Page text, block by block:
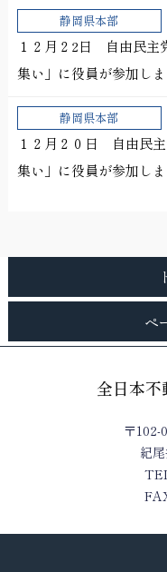
静岡県本部
１２月２2日 自由民主
集い」に役員が参加し
静岡県本部
１２月２０日 自由民
集い」に役員が参加し
ペ
全日本
〒102-
紀